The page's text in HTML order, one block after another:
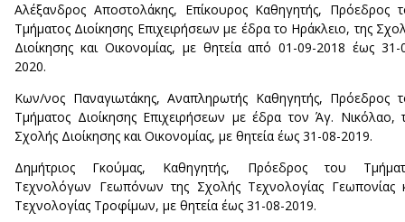
Αλέξανδρος Αποστολάκης, Επίκουρος Καθηγητής, Πρόεδρος
Τμήματος Διοίκησης Επιχειρήσεων με έδρα το Ηράκλειο, της
Διοίκησης και Οικονομίας, με θητεία από 01-09-2018 έως 31-
2020.
Κων/νος Παναγιωτάκης, Αναπληρωτής Καθηγητής, Πρόεδρος
Τμήματος Διοίκησης Επιχειρήσεων με έδρα τον Άγ. Νικόλαο,
Σχολής Διοίκησης και Οικονομίας, με θητεία έως 31-08-2019.
Δημήτριος Γκούμας, Καθηγητής, Πρόεδρος του
Τεχνολόγων Γεωπόνων της Σχολής Τεχνολογίας Γεωπονίας
Τεχνολογίας Τροφίμων, με θητεία έως 31-08-2019.